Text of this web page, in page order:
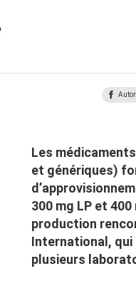
Les
et génériques)
300 mg LP et
production
International,
plusieurs